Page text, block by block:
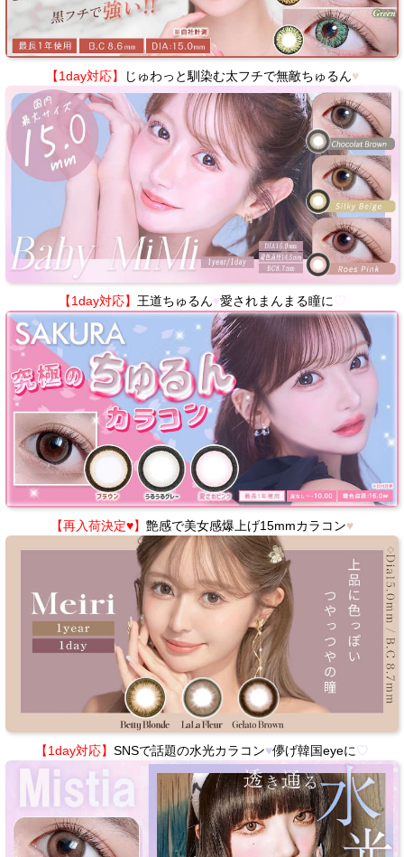
【1day対応】 じゅわっと馴染む太フチで無敵ちゅるん♥
【1day対応】 王道ちゅるん♥愛されまんまる瞳に
【再入荷決定♥】 艶感で美女感爆上げ15mmカラコン♥
【1day対応】 SNSで話題の水光カラコン♥儚げ韓国eyeに♡